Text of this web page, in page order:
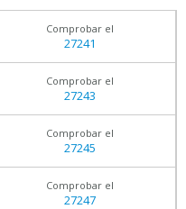
Comprobar el
27241
Comprobar el
27243
Comprobar el
27245
Comprobar el
27247